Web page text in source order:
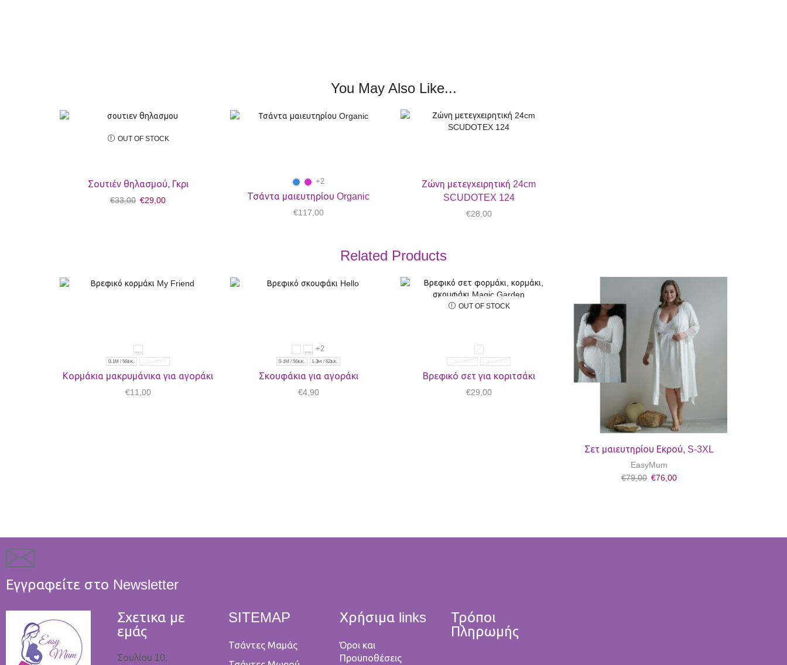
You May Also Like...
OUT OF STOCK
Σουτιέν θηλασμού, Γκρι
€33,00 €29,00
+2
Τσάντα μαιευτηρίου Organic
€117,00
Ζώνη μετεγχειρητική 24cm
SCUDOTEX 124
€28,00
Related Products
0-1M / 56ΕΚ. 1-3Μ / 62ΕΚ.
Κορμάκια μακρυμάνικα για αγοράκι
€11,00
+2
0-1M / 56ΕΚ. 1-3Μ / 62ΕΚ.
Σκουφάκια για αγοράκι
€4,90
OUT OF STOCK
0-1M / 56ΕΚ. 1-3Μ / 62ΕΚ.
Βρεφικό σετ για κοριτσάκι
€29,00
Σετ μαιευτηρίου Εκρού, S-3XL
EasyMum
€79,00 €76,00
Εγγραφείτε στο Newsletter
Σχετικα με
εμάς
Σουλίου 10,
SITEMAP
Τσάντες Μαμάς
Χρήσιμα links
Όροι και
Προϋποθέσεις
Τρόποι
Πληρωμής